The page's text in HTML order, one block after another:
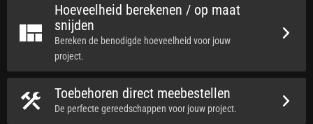
Hoeveelheid berekenen / op maat
snijden
Bereken de benodigde hoeveelheid voor jouw
project.
Toebehoren direct meebestellen
De perfecte gereedschappen voor jouw project.